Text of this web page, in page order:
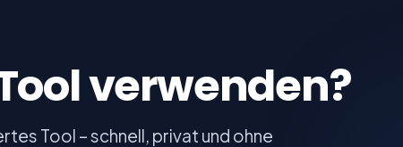
verwenden?
Tool – schnell, privat und ohne